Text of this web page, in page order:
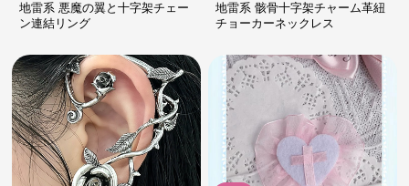
地雷系 悪魔の翼と十字架チェー
ン連結リング
地雷系 骸骨十字架チャーム革紐
チョーカーネックレス